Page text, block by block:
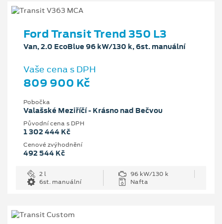
Ford Transit Trend 350 L3
Van, 2.0 EcoBlue 96 kW/130 k, 6st. manuální
Vaše cena s DPH
809 900 Kč
Pobočka
Valašské Meziříčí - Krásno nad Bečvou
Původní cena s DPH
1 302 444 Kč
Cenové zvýhodnění
492 544 Kč
2 l
96 kW/130 k
6st. manuální
Nafta